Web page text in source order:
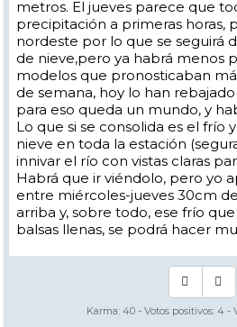
metros. El jueves parece que
precipitación a primeras horas,
nordeste por lo que se seguirá
de nieve,pero ya habrá menos
modelos que pronosticaban
de semana, hoy lo han
para eso queda un mundo, y
Lo que si se consolida es el frío
nieve en toda la estación
innivar el río con vistas claras
Habrá que ir viéndolo, pero yo
entre miércoles-jueves 30cm
arriba y, sobre todo, ese frío
balsas llenas, se podrá hacer
Karma: 40 - Votos positivos: 4 -